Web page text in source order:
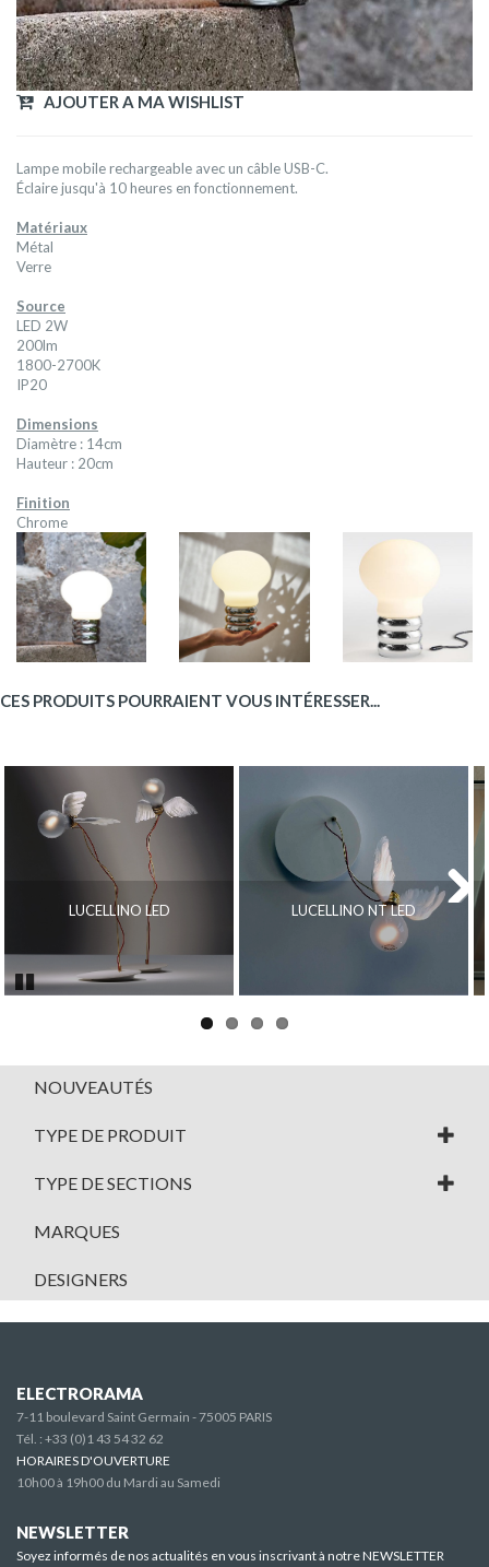
AJOUTER A MA WISHLIST
Lampe mobile rechargeable avec un câble USB-C.
Éclaire jusqu'à 10 heures en fonctionnement.
Matériaux
Métal
Verre
Source
LED 2W
200lm
1800-2700K
IP20
Dimensions
Diamètre : 14cm
Hauteur : 20cm
Finition
Chrome
CES PRODUITS POURRAIENT VOUS INTÉRESSER...
LUCELLINO LED LUCELLINO NT LED
NOUVEAUTÉS
TYPE DE PRODUIT
TYPE DE SECTIONS
MARQUES
DESIGNERS
ELECTRORAMA
7-11 boulevard Saint Germain - 75005 PARIS
Tél. : +33 (0)1 43 54 32 62
HORAIRES D'OUVERTURE
10h00 à 19h00 du Mardi au Samedi
NEWSLETTER
Soyez informés de nos actualités en vous inscrivant à notre NEWSLETTER